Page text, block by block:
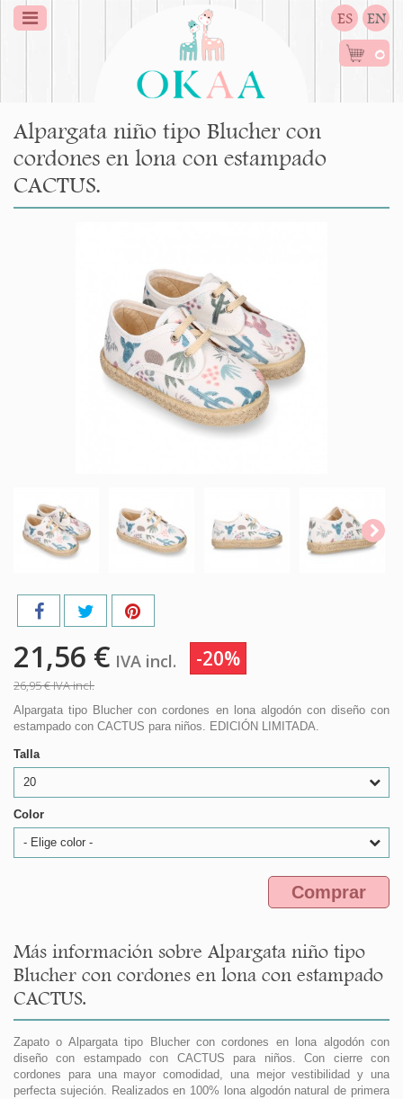
ES EN
0
Alpargata niño tipo Blucher con
cordones en lona con estampado
CACTUS.
21,56 € IVA incl. -20%
26,95 €IVA incl.
Alpargata tipo Blucher con cordones en lona algodón con diseño con
estampado con CACTUS para niños. EDICIÓN LIMITADA.
Talla
20
Color
- Elige color -
Comprar
Más información sobre Alpargata niño tipo
Blucher con cordones en lona con estampado
CACTUS.
Zapato o Alpargata tipo Blucher con cordones en lona algodón con
diseño con estampado con CACTUS para niños. Con cierre con
cordones para una mayor comodidad, una mejor vestibilidad y una
perfecta sujeción. Realizados en 100% lona algodón natural de primera